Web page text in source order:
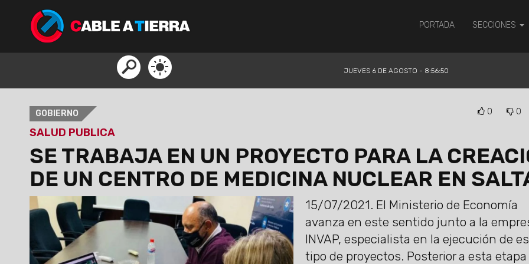
PORTADA SECCIONES
JUEVES 6 DE AGOSTO - 8:56:50
GOBIERNO 0 0
SALUD PUBLICA
SE TRABAJA EN UN PROYECTO PARA LA
DE UN CENTRO DE MEDICINA NUCLEAR EN
15/07/2021. El Ministerio de Economía
avanza en este sentido junto a la
INVAP, especialista en la ejecución de
tipo de proyectos. Posterior a esta etapa